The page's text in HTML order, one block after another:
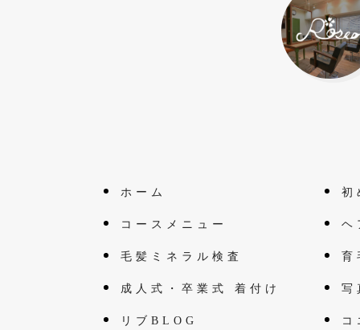
ホーム 初
コースメニュー ヘ
毛髪ミネラル検査 育
成人式・卒業式 着付け 写
リブBLOG